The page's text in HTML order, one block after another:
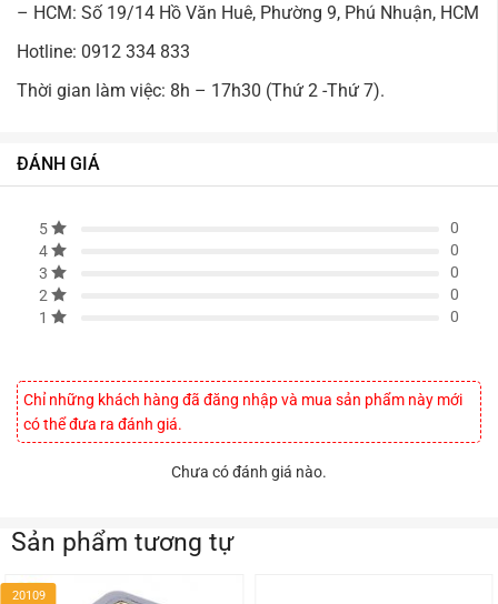
– HCM: Số 19/14 Hồ Văn Huê, Phường 9, Phú Nhuận, HCM
Hotline: 0912 334 833
Thời gian làm việc: 8h – 17h30 (Thứ 2 -Thứ 7).
ĐÁNH GIÁ
5
0
4
0
3
0
2
0
1
0
Chỉ những khách hàng đã đăng nhập và mua sản phẩm này mới
có thể đưa ra đánh giá.
Chưa có đánh giá nào.
Sản phẩm tương tự
20109